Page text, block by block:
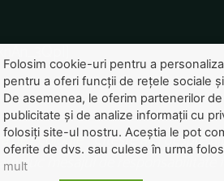
de ecologie”. Citeșteaicidespre
duc mesajul de responsabilitate
Folosim cookie-uri pentru a
pentru a oferi funcții de rețele sociale
De asemenea, le oferim partenerilor
publicitate și de analize informații cu
folosiți site-ul nostru. Aceștia le pot
oferite de dvs. sau culese în urma
mult